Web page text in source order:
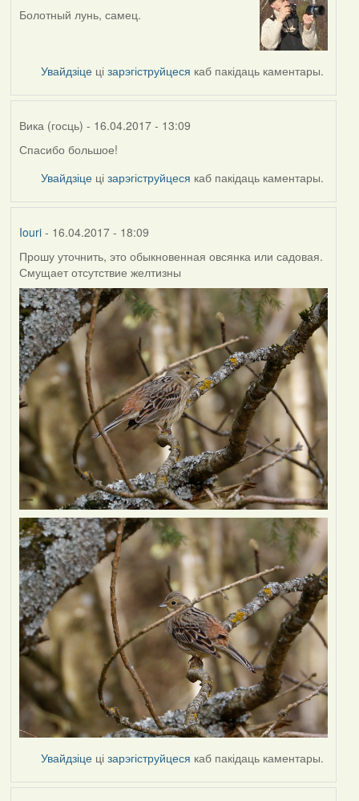
In
(госць)
Болотный лунь, самец.
Увайдзіце цізарэгіструйцеся каб пакідаць каментары.
Вика (госць) - 16.04.2017 - 13:09
In
reply
by
Erdmann
Спасибо большое!
Увайдзіце цізарэгіструйцеся каб пакідаць каментары.
Iouri- 16.04.2017 - 18:09
Прошу уточнить, это обыкновенная овсянка или садовая.
Смущает отсутствие желтизны
Увайдзіце цізарэгіструйцеся каб пакідаць каментары.